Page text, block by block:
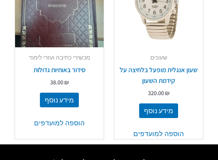
שעונים
שעון אנגלית מופעל בלחיצה על
קידמת השעון
320.00₪
מידע נוסף
הוספה למועדפים
מכשירי כתיבה ועזרי לימוד
סידור באותיות גדולות
38.00₪
מידע נוסף
הוספה למועדפים